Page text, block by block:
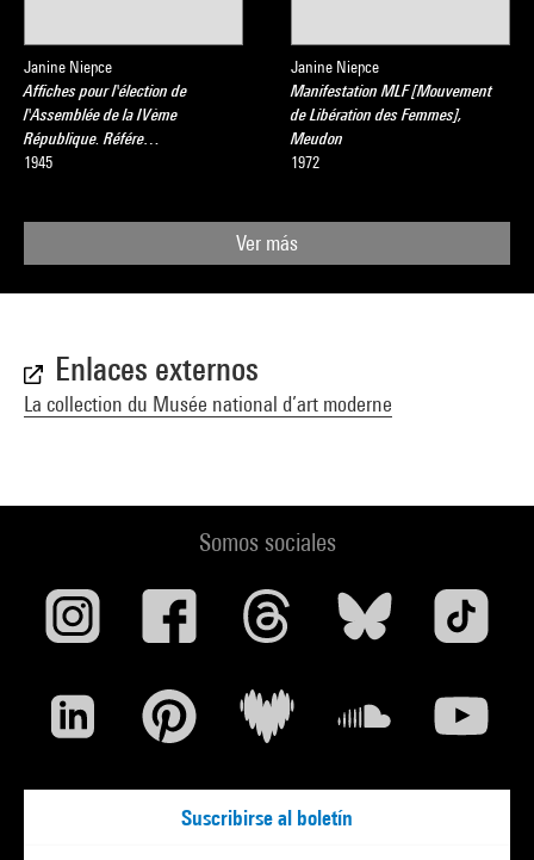
Janine Niepce
Affiches pour l'élection de
l'Assemblée de la IVème
République. Référe…
1945
Janine Niepce
Manifestation MLF [Mouvement
de Libération des Femmes],
Meudon
1972
Ver más
Enlaces externos
La collection du Musée national d’art moderne
Somos sociales
Suscribirse al boletín